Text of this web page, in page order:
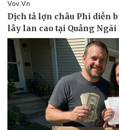
Sức khỏe
Dinh dưỡng - món ngon
Cây thuốc
Sản phụ khoa
Nhi khoa
Nam khoa
Làm đẹp - giảm cân
Phòng mạch online
Ăn sạch sống khỏe